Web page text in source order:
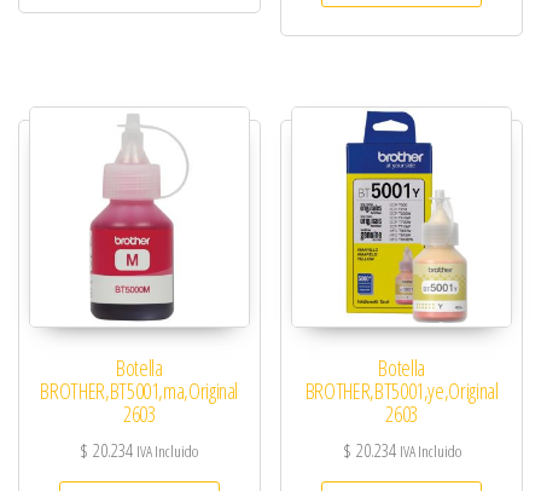
Botella
BROTHER,BT5001,ma,Original
2603
$ 20.234 IVA Incluido
Botella
BROTHER,BT5001,ye,Original
2603
$ 20.234 IVA Incluido